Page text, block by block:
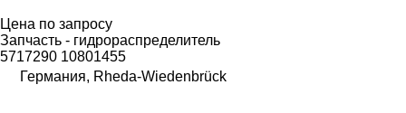
Цена по запросу
Запчасть - гидрораспределитель
5717290 10801455
Германия, Rheda-Wiedenbrück